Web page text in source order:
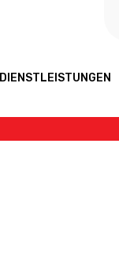
DIENSTLEISTUNGEN